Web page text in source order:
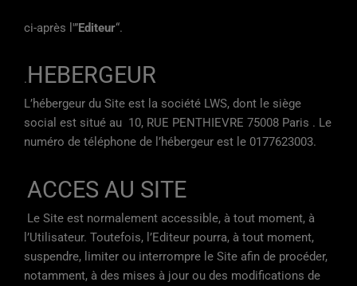
ci-après l'”Editeur“.
.HEBERGEUR
L’hébergeur du Site est la société LWS, dont le siège
social est situé au 10, RUE PENTHIEVRE 75008 Paris . Le
numéro de téléphone de l’hébergeur est le 0177623003.
ACCES AU SITE
Le Site est normalement accessible, à tout moment, à
l’Utilisateur. Toutefois, l’Editeur pourra, à tout moment,
suspendre, limiter ou interrompre le Site afin de procéder,
notamment, à des mises à jour ou des modifications de